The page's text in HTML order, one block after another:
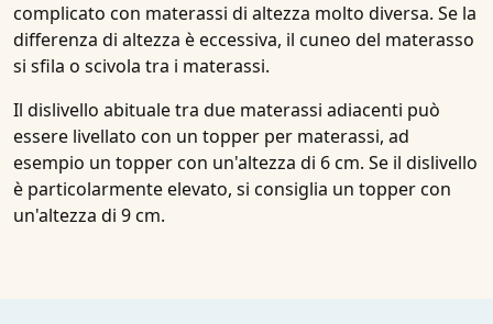
complicato con materassi di altezza molto diversa. Se la
differenza di altezza è eccessiva, il cuneo del materasso
si sfila o scivola tra i materassi.
Il dislivello abituale tra due materassi adiacenti può
essere livellato con un topper per materassi, ad
esempio un topper con un'altezza di 6 cm. Se il dislivello
è particolarmente elevato, si consiglia un topper con
un'altezza di 9 cm.